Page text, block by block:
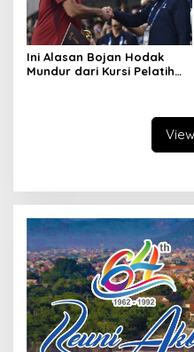
Ini Alasan Bojan Hodak
Mundur dari Kursi Pelatih